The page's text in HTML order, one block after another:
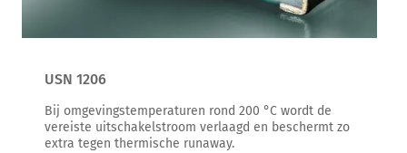
USN 1206
Bij omgevingstemperaturen rond 200 °C wordt de
vereiste uitschakelstroom verlaagd en beschermt zo
extra tegen thermische runaway.